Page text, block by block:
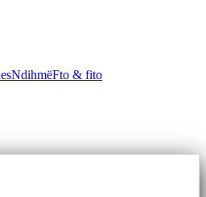
NdihmëFto & fito